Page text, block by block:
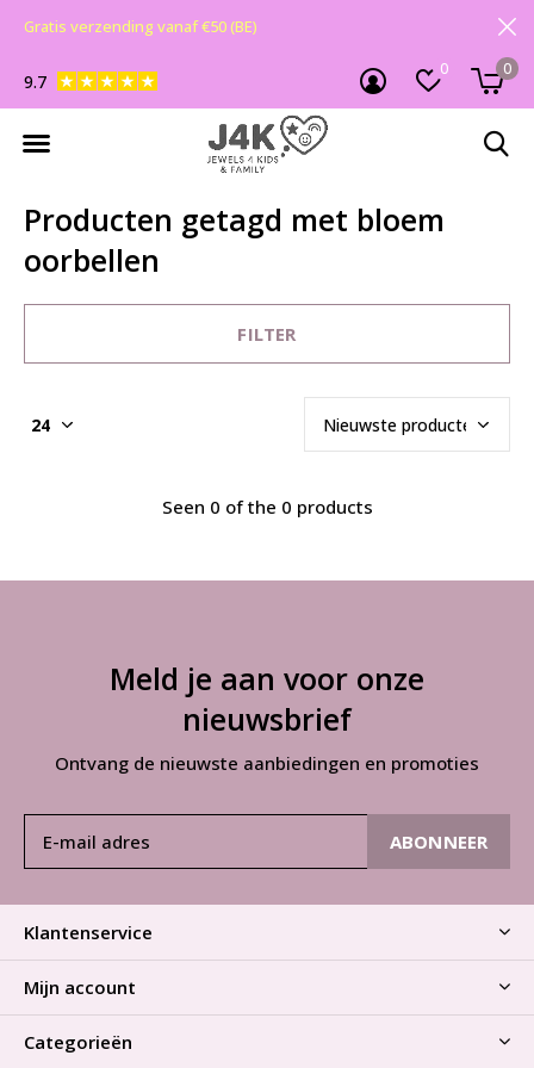
0 0
9.7
Gratis verzending vanaf €50 (BE)
Producten getagd met bloem
oorbellen
FILTER
Seen 0 of the 0 products
Meld je aan voor onze
nieuwsbrief
Ontvang de nieuwste aanbiedingen en promoties
ABONNEER
Klantenservice
Mijn account
Categorieën